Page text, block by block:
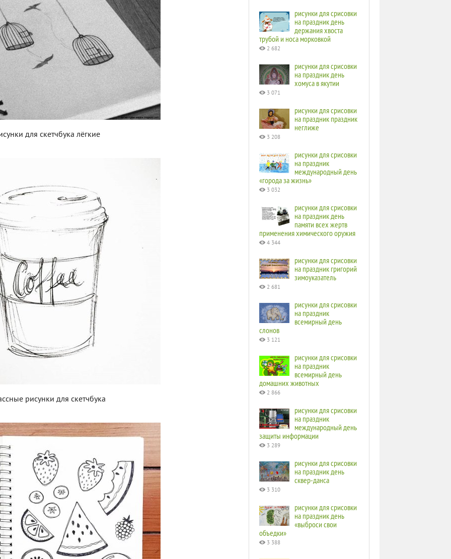
для скетчбука лёгкие
рисунки для скетчбука
рисунки для срисовки
на праздник день
держания хвоста
трубой и носа морковкой
2 682
рисунки для срисовки
на праздник день
хомуса в якутии
3 071
рисунки для срисовки
на праздник праздник
неглиже
3 208
рисунки для срисовки
на праздник
международный день
«города за жизнь»
3 032
рисунки для срисовки
на праздник день
памяти всех жертв
применения химического оружия
4 344
рисунки для срисовки
на праздник григорий
зимоуказатель
2 681
рисунки для срисовки
на праздник
всемирный день
слонов
3 121
рисунки для срисовки
на праздник
всемирный день
домашних животных
2 866
рисунки для срисовки
на праздник
международный день
защиты информации
3 289
рисунки для срисовки
на праздник день
сквер-данса
3 310
рисунки для срисовки
на праздник день
«выброси свои
объедки»
3 388